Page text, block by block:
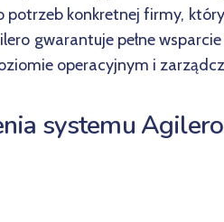
konkretnej firmy,
gwarantuje pełne
operacyjnym i
systemu